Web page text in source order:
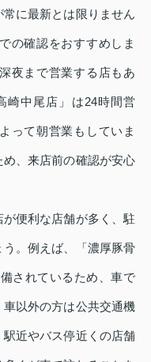
に最新とは限りません
の確認をおすすめしま
夜まで営業する店もあ
崎中尾店」は24時間営
って朝営業もしていま
、来店前の確認が安心
便利な店舗が多く、駐
。例えば、「濃厚豚骨
されているため、車で
以外の方は公共交通機
近やバス停近くの店舗